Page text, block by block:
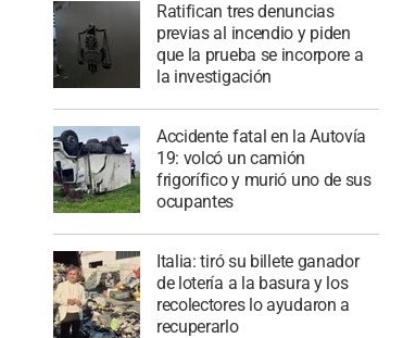
Ratifican tres denuncias
previas al incendio y piden
que la prueba se incorpore a
la investigación
Accidente fatal en la Autovía
19: volcó un camión
frigorífico y murió uno de sus
ocupantes
Italia: tiró su billete ganador
de lotería a la basura y los
recolectores lo ayudaron a
recuperarlo